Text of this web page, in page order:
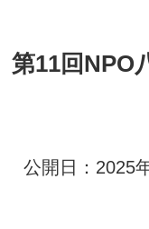
第11回NPO
公開日：2025